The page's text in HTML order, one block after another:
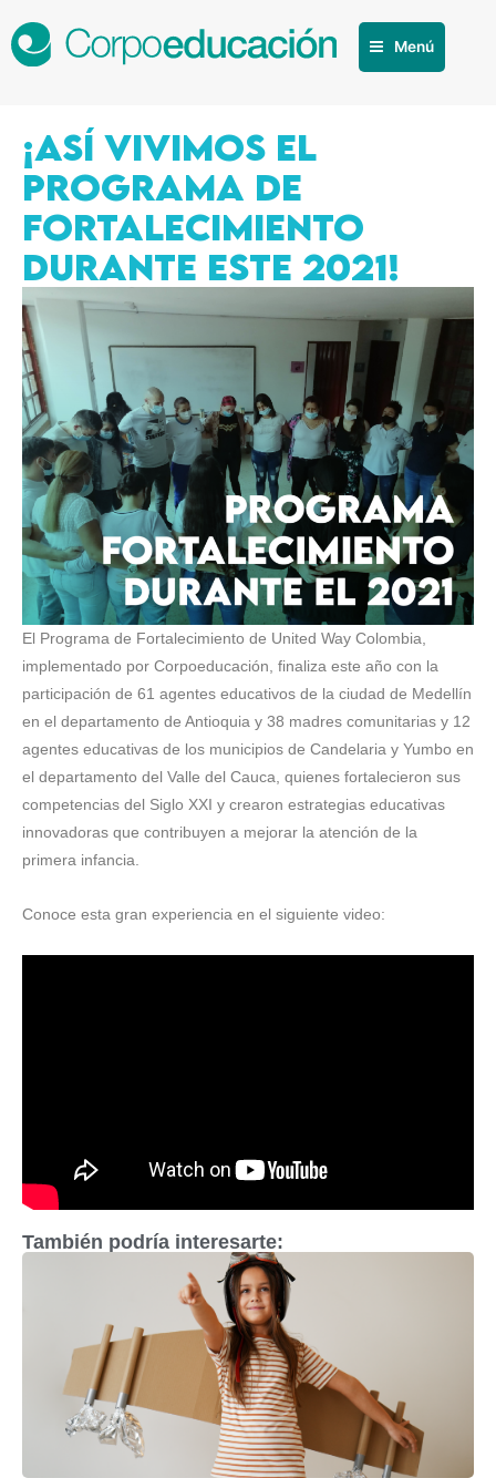
Menú
¡ASÍ VIVIMOS EL
PROGRAMA DE
FORTALECIMIENTO
DURANTE ESTE 2021!
El Programa de Fortalecimiento de United Way Colombia,
implementado por Corpoeducación, finaliza este año con la
participación de 61 agentes educativos de la ciudad de Medellín
en el departamento de Antioquia y 38 madres comunitarias y 12
agentes educativas de los municipios de Candelaria y Yumbo en
el departamento del Valle del Cauca, quienes fortalecieron sus
competencias del Siglo XXI y crearon estrategias educativas
innovadoras que contribuyen a mejorar la atención de la
primera infancia.
Conoce esta gran experiencia en el siguiente video:
También podría interesarte: